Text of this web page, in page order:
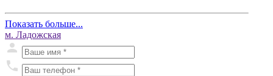
Показать больше...
м. Ладожская